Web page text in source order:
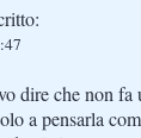
dire che non
a pensarla